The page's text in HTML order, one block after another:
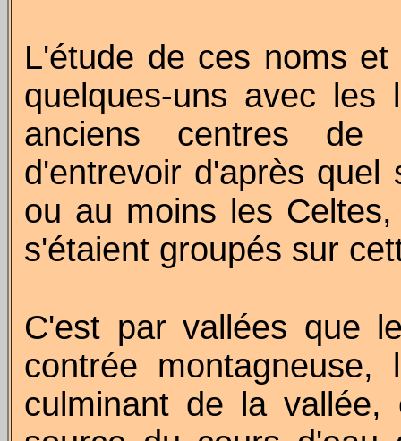
L'étude de ces noms
quelques-uns avec les
anciens centres de
d'entrevoir d'après quel
ou au moins les
s'étaient groupés sur
C'est par vallées que
contrée
culminant de la